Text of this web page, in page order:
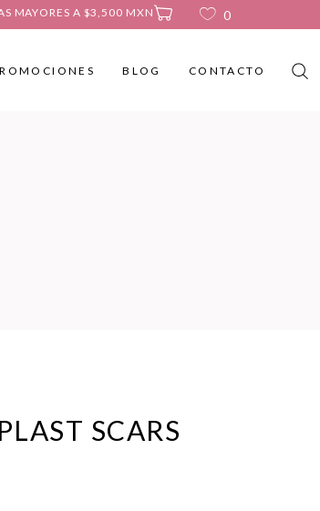
MAYORES A $3,500 MXN
in the cart.
0
BLOG CONTACTO
SCARS